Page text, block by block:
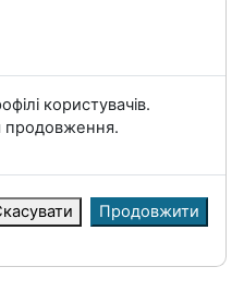
користувачів.
продовження.
Продовжити